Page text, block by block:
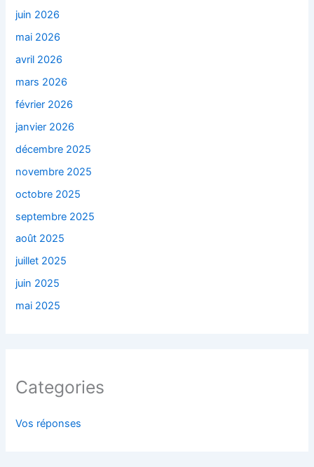
juin 2026
mai 2026
avril 2026
mars 2026
février 2026
janvier 2026
décembre 2025
novembre 2025
octobre 2025
septembre 2025
août 2025
juillet 2025
juin 2025
mai 2025
Categories
Vos réponses